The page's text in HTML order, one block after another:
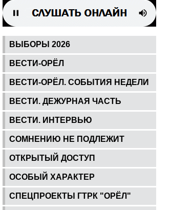
ВЫБОРЫ 2026
ВЕСТИ-ОРЁЛ
ВЕСТИ-ОРЁЛ. СОБЫТИЯ НЕДЕЛИ
ВЕСТИ. ДЕЖУРНАЯ ЧАСТЬ
ВЕСТИ. ИНТЕРВЬЮ
СОМНЕНИЮ НЕ ПОДЛЕЖИТ
ОТКРЫТЫЙ ДОСТУП
ОСОБЫЙ ХАРАКТЕР
СПЕЦПРОЕКТЫ ГТРК "ОРЁЛ"